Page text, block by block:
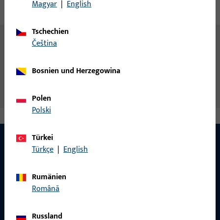
Technische Daten
Allgemeine Informationen
Montageschraube
Wir helfen Ihnen gern!
Haben Sie Fragen oder wünschen Sie persönliche Beratung?
Magyar | English
Tschechien
čeština
Bosnien und Herzegowina
Polen
Polski
Türkei
Türkçe | English
Rumänien
Română
Russland